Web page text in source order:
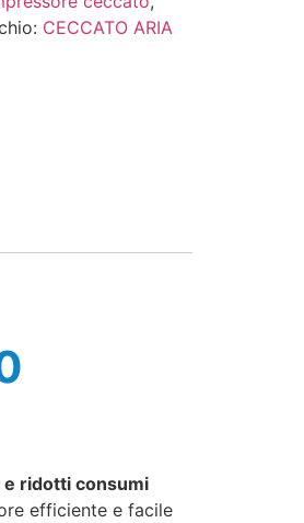
CECCATO ARIA
e ridotti consumi
efficiente e facile